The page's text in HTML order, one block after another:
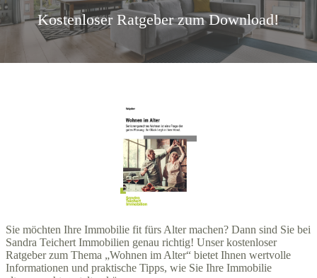
Kostenloser Ratgeber zum Download!
Sie möchten Ihre Immobilie fit fürs Alter machen? Dann sind Sie bei
Sandra Teichert Immobilien genau richtig! Unser kostenloser
Ratgeber zum Thema „Wohnen im Alter“ bietet Ihnen wertvolle
Informationen und praktische Tipps, wie Sie Ihre Immobilie